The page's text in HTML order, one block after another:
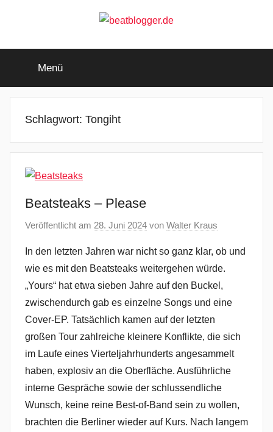
beatblogger.de
beat
goes
Menü
Schlagwort: Tongiht
Beatsteaks – Please
Veröffentlicht am 28. Juni 2024 von Walter Kraus
In den letzten Jahren war nicht so ganz klar, ob und
wie es mit den Beatsteaks weitergehen würde.
„Yours“ hat etwa sieben Jahre auf den Buckel,
zwischendurch gab es einzelne Songs und eine
Cover-EP. Tatsächlich kamen auf der letzten
großen Tour zahlreiche kleinere Konflikte, die sich
im Laufe eines Vierteljahrhunderts angesammelt
haben, explosiv an die Oberfläche. Ausführliche
interne Gespräche sowie der schlussendliche
Wunsch, keine reine Best-of-Band sein zu wollen,
brachten die Berliner wieder auf Kurs. Nach langem